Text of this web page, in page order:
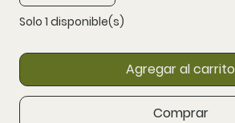
Solo 1 disponible(s)
Agregar al carrito
Comprar